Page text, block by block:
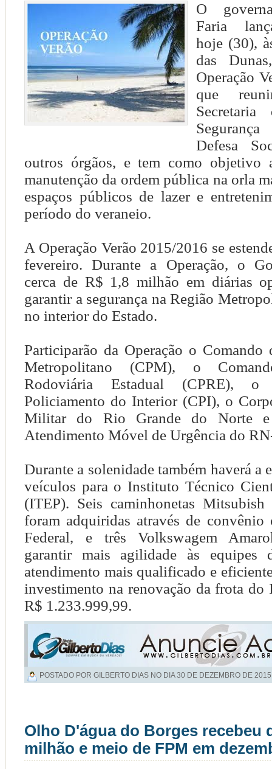
O
Faria
hoje (30),
das
Operação
que
Defesa
outros órgãos, e tem como objetivo
manutenção da ordem pública na orla
espaços públicos de lazer e
período do veraneio.
A Operação Verão 2015/2016 se
fevereiro. Durante a Operação, o
cerca de R$ 1,8 milhão em diárias
garantir a segurança na Região
no interior do Estado.
Participarão da Operação o Comando
Metropolitano (CPM), o
Rodoviária Estadual (CPRE), o
Policiamento do Interior (CPI), o
Militar do Rio Grande do Norte
Atendimento Móvel de Urgência do
Durante a solenidade também haverá a
veículos para o Instituto Técnico
(ITEP). Seis caminhonetas
foram adquiridas através de
Federal, e três Volkswagem
garantir mais agilidade às
atendimento mais qualificado e
investimento na renovação da frota
R$ 1.233.999,99.
POSTADO POR GILBERTO DIAS NO DIA30 DE DEZEMBRO DE 2015
Olho D'água do Borges recebeu
milhão e meio de FPM em